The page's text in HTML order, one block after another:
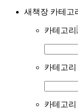
새책장 카테고
카테고리
카테고리
카테고리